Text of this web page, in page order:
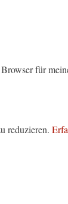
für
reduzieren.